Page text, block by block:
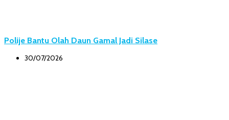
Polije Bantu Olah Daun Gamal Jadi Silase
30/07/2026